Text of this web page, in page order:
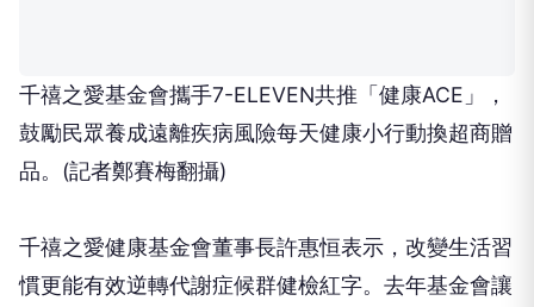
千禧之愛基金會攜手7-ELEVEN共推「健康ACE」，
鼓勵民眾養成遠離疾病風險每天健康小行動換超商贈
品。(記者鄭賽梅翻攝)
千禧之愛健康基金會董事長許惠恒表示，改變生活習
慣更能有效逆轉代謝症候群健檢紅字。去年基金會讓